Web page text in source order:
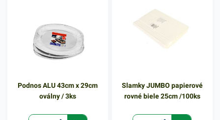
podnikoch, ktoré robia
donášku, rozvoz jedál a
nápojov. Balenie obsahuje 25
ponuke nájdete ďalšie
Podnos ALU 43cm x 29cm
oválny / 3ks
Slamky JUMBO papierové
rovné biele 25cm /100ks